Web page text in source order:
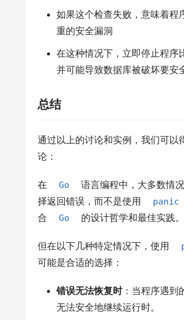
如果这个检查失败，意味着程
重的安全漏洞
在这种情况下，立即停止程序
并可能导致数据库被破坏要安
总结
通过以上的讨论和实例，我们可以
论：
在 Go
语言编程中，大多数情
择返回错误，而不是使用
panic
合
Go 的设计哲学和最佳实践。
但在以下几种特定情况下，使用
可能是合适的选择：
错误无法恢复时：当程序遇到
无法安全地继续运行时。